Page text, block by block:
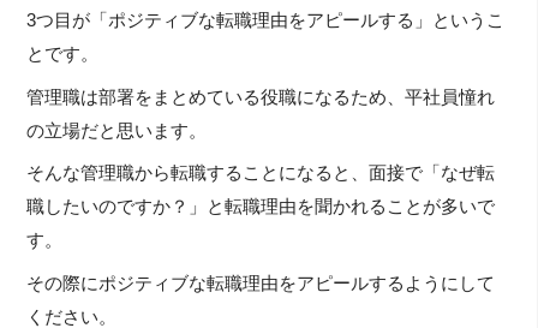
3つ目が「ポジティブな転職理由をアピールする」というこ
とです。
管理職は部署をまとめている役職になるため、平社員憧れ
の立場だと思います。
そんな管理職から転職することになると、面接で「なぜ転
職したいのですか？」と転職理由を聞かれることが多いで
す。
その際にポジティブな転職理由をアピールするようにして
ください。